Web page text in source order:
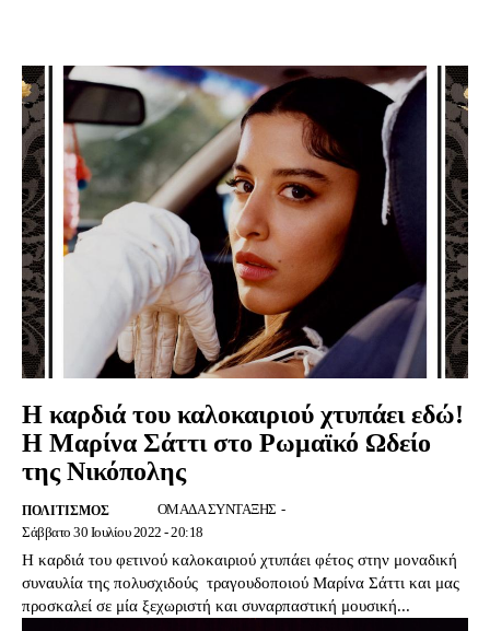
Η καρδιά του καλοκαιριού χτυπάει εδώ!
Η Μαρίνα Σάττι στο Ρωμαϊκό Ωδείο
της Νικόπολης
ΠΟΛΙΤΙΣΜΌΣ ΟΜΑΔΑ ΣΥΝΤΑΞΗΣ -
Σάββατο 30 Ιουλίου 2022 - 20:18
Η καρδιά του φετινού καλοκαιριού χτυπάει φέτος στην μοναδική
συναυλία της πολυσχιδούς τραγουδοποιού Μαρίνα Σάττι και μας
προσκαλεί σε μία ξεχωριστή και συναρπαστική μουσική...